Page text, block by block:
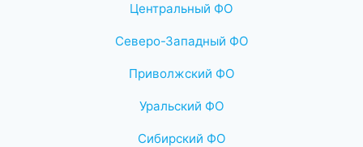
Центральный ФО
Северо-Западный ФО
Приволжский ФО
Уральский ФО
Сибирский ФО